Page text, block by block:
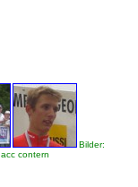
Bilder:
acc contern